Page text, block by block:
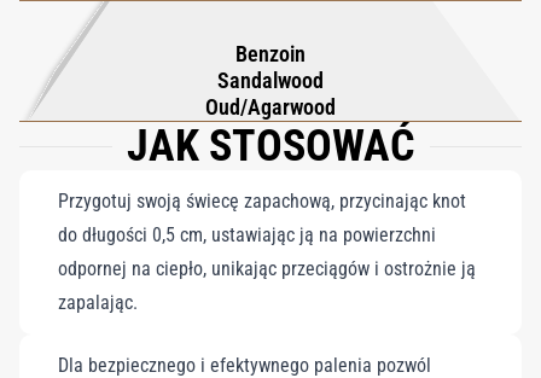
Benzoin
Sandalwood
Oud/Agarwood
JAK STOSOWAĆ
Przygotuj swoją świecę zapachową, przycinając knot
do długości 0,5 cm, ustawiając ją na powierzchni
odpornej na ciepło, unikając przeciągów i ostrożnie ją
zapalając.
Dla bezpiecznego i efektywnego palenia pozwól